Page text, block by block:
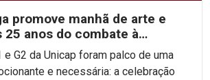
promove manhã de arte e
25 anos do combate à
infantil
G2 da Unicap foram palco de uma
e necessária: a celebração